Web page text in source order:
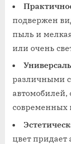
подвержен
пыль и
или очень
различными
автомобилей,
современных
цвет придает